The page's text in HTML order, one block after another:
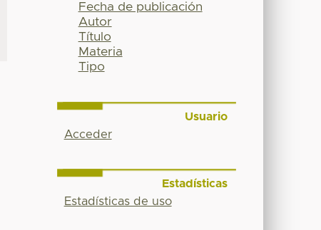
Fecha de publicación
Autor
Título
Materia
Tipo
Usuario
Acceder
Estadísticas
Estadísticas de uso